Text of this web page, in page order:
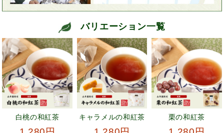
バリエーション一覧
白桃の和紅茶 キャラメルの和紅茶 栗の和紅茶